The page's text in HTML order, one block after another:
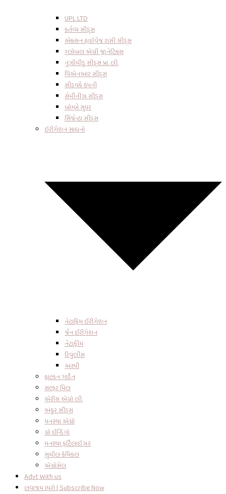
UPL LTD
કર્તવ્ય સીડ્સ
એક્સન હાઇવેજ રાસી સીડ્સ
ગ્લોબલ એગ્રી જીનેટિક્સ
નુઝીવીડું સીડ્સ પ્રા. લી.
વિએનઆર સીડ્સ
સીડવર્ક કંપની
સેમીનીઝ સીડ્સ
બોમ્બે સુપર
સિંજેન્ટા સીડ્સ
ઇરીગેશન સાધનો
નેટાફિમ ઈરીગેશન
જૈન ઈરીગેશન
નેટાફીમ
રિવુંલીસ
અસ્પી
ફાલ્કન ગાર્ડેન
સલ્ફર મિલ
એરીસ એગ્રો લી.
અંકુર સીડ્સ
મનસ્યા એગ્રો
ગ્રો ઈન્ડિગો
મનશ્યા ફર્ટિલાઇઝર
સુમીલ કેમિકલ
એગ્રોસેલ
Advt With us
લવાજમ ભરો | Subscribe Now